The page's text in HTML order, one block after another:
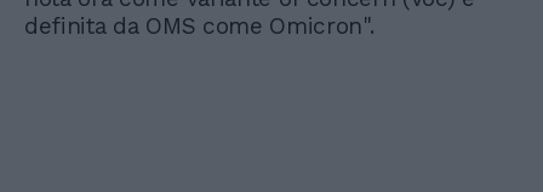
definita da OMS come Omicron".